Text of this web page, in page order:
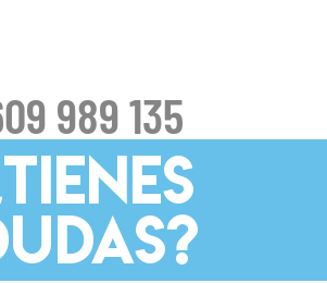
989 135